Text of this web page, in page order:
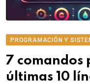
PROGRAMACIÓN Y
7 comandos
últimas 10